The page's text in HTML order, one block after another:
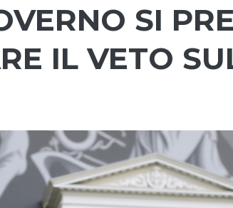
SI
IL VETO